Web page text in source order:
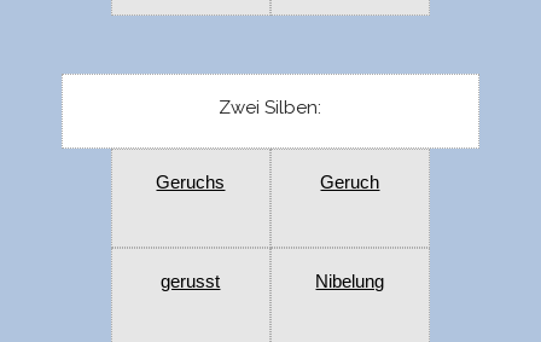
Zwei Silben:
Geruchs Geruch
gerusst Nibelung